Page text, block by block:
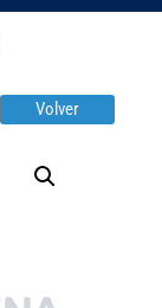
Volver